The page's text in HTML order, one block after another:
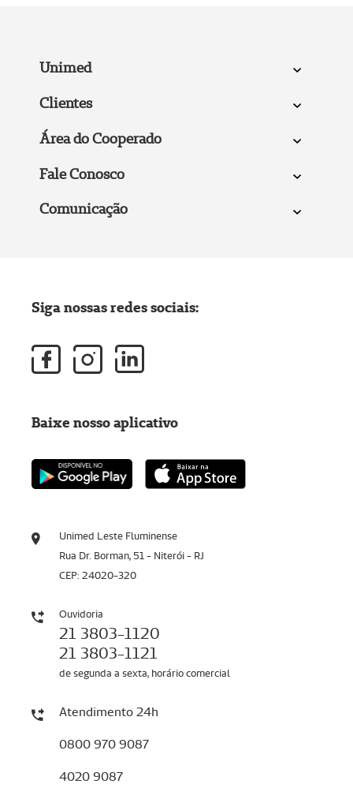
Unimed
Clientes
Área do Cooperado
Fale Conosco
Comunicação
Unimed Leste Fluminense
Rua Dr. Borman, 51 - Niterói - RJ
CEP: 24020-320
Ouvidoria
21 3803-1120
21 3803-1121
de segunda a sexta, horário comercial
Atendimento 24h
0800 970 9087
4020 9087
Siga nossas redes sociais:
Baixe nosso aplicativo